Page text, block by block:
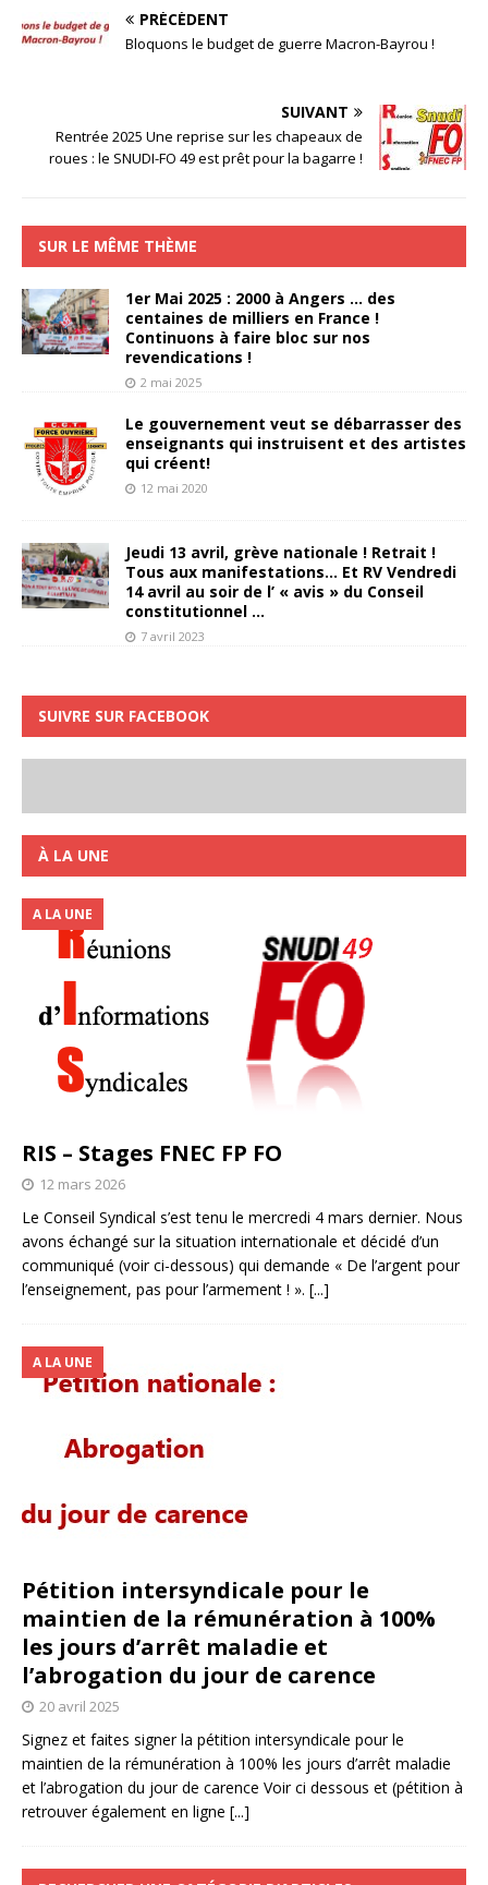
PRÉCÉDENT
Bloquons le budget de guerre Macron-Bayrou !
SUIVANT
Rentrée 2025 Une reprise sur les chapeaux de
roues : le SNUDI-FO 49 est prêt pour la bagarre !
SUR LE MÊME THÈME
1er Mai 2025 : 2000 à Angers … des
centaines de milliers en France !
Continuons à faire bloc sur nos
revendications !
2 mai 2025
Le gouvernement veut se débarrasser des
enseignants qui instruisent et des artistes
qui créent!
12 mai 2020
Jeudi 13 avril, grève nationale ! Retrait !
Tous aux manifestations… Et RV Vendredi
14 avril au soir de l’ « avis » du Conseil
constitutionnel …
7 avril 2023
SUIVRE SUR FACEBOOK
À LA UNE
RIS – Stages FNEC FP FO
A LA UNE
12 mars 2026
Le Conseil Syndical s’est tenu le mercredi 4 mars dernier. Nous
avons échangé sur la situation internationale et décidé d’un
communiqué (voir ci-dessous) qui demande « De l’argent pour
l’enseignement, pas pour l’armement ! ». [...]
Pétition intersyndicale pour le
maintien de la rémunération à 100%
les jours d’arrêt maladie et
l’abrogation du jour de carence
A LA UNE
20 avril 2025
Signez et faites signer la pétition intersyndicale pour le
maintien de la rémunération à 100% les jours d’arrêt maladie
et l’abrogation du jour de carence Voir ci dessous et (pétition à
retrouver également en ligne [...]